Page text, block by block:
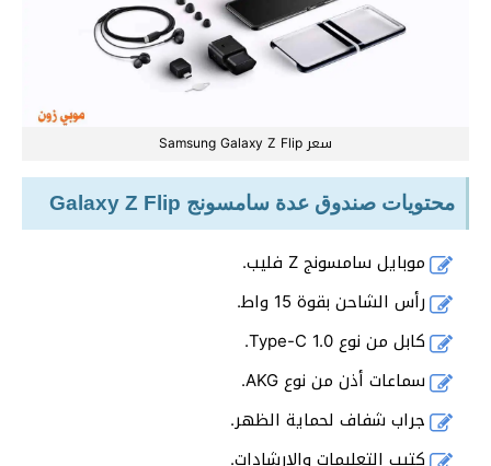
سعر Samsung Galaxy Z Flip
محتويات صندوق عدة سامسونج Galaxy Z Flip
موبايل سامسونج Z فليب.
رأس الشاحن بقوة 15 واط.
كابل من نوع Type-C 1.0.
سماعات أذن من نوع AKG.
جراب شفاف لحماية الظهر.
كتيب التعليمات والإرشادات.